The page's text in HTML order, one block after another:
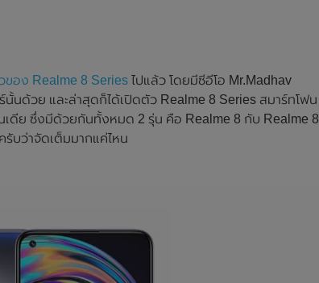
ของ Realme 8 Series ไปแล้ว โดยมีซีอีโอ Mr.Madhav
นด้วย และล่าสุดก็ได้เปิดตัว Realme 8 Series สมาร์ทโฟน
เดีย ซึ่งมีด้วยกันทั้งหมด 2 รุ่น คือ Realme 8 กับ Realme 8
บว่าจัดเต็มมากแค่ไหน